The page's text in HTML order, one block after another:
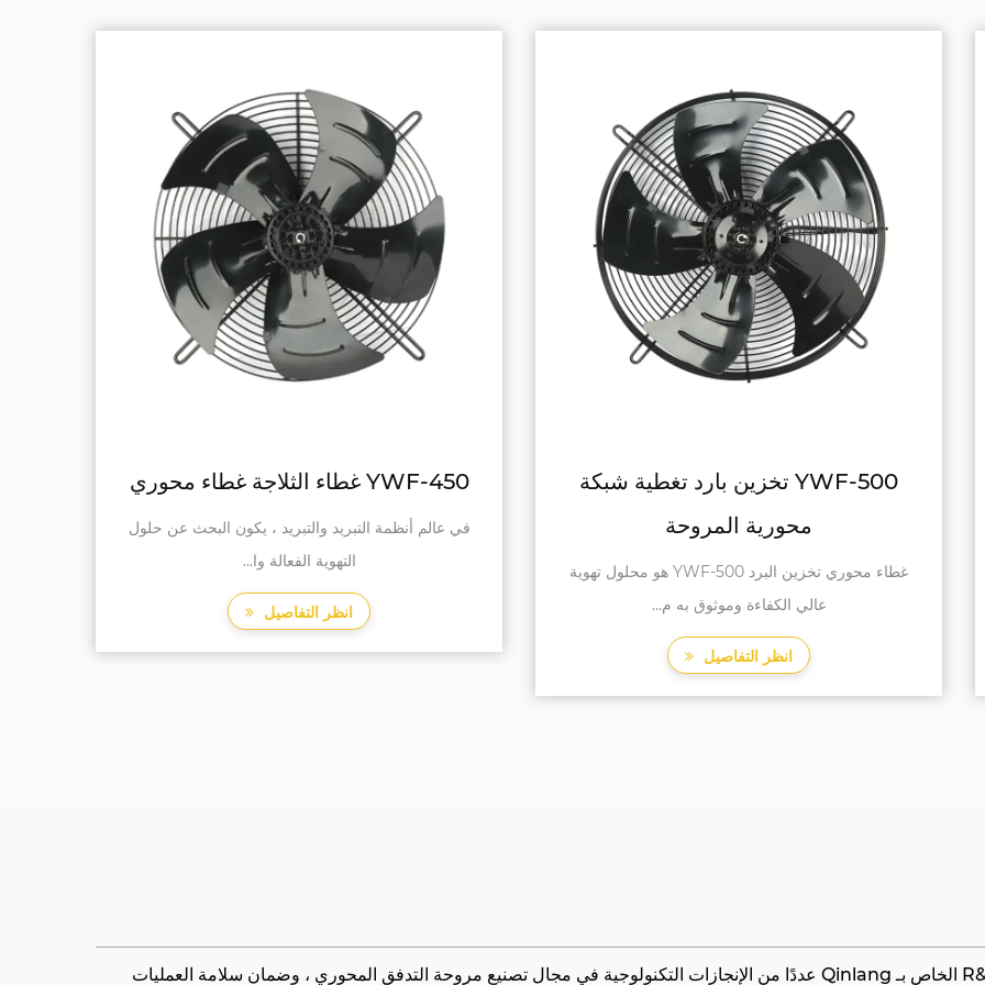
YWF-400 غطاء إطار معدني غطاء
محوري مروحة محورية
غطاء محوّب شبكة YWF-400 هو محلول تهوية قوي
وموثوق مصمم لمجموعة واسع...
انظر التفاصيل
YWF-450 غطاء الثلاجة غطاء محوري
في عالم أنظمة التبريد والتبريد ، يكون البحث عن حلول
التهوية الفعالة وا...
انظر التفاصيل
بعد سنوات من الجهود التي لا تتوصل إليها ، حقق فريق R&D الخاص بـ Qinlang عددًا من الإنجازات التكنولوجية في مجال تصنيع مروحة التدفق المحوري ، وضمان سلامة العمليات